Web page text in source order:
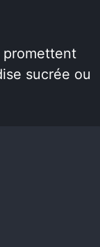
promettent
sucrée ou